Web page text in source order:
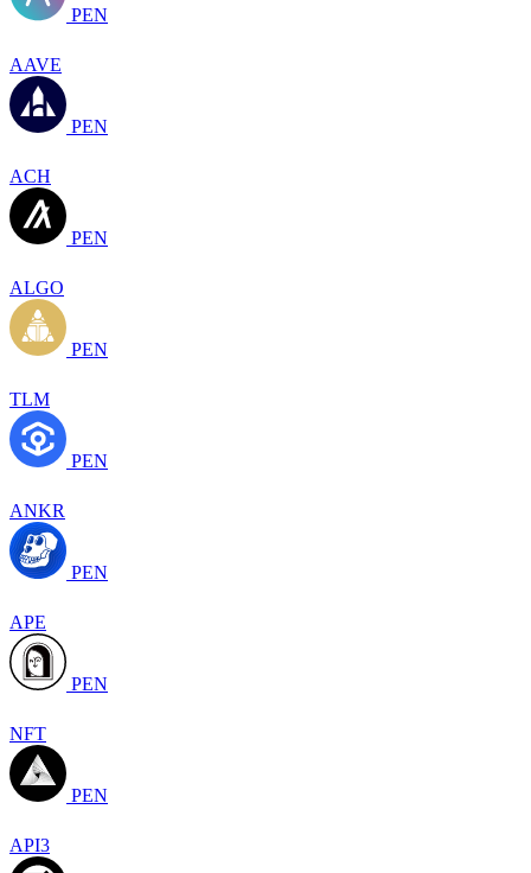
PEN
AAVE
PEN
ACH
PEN
ALGO
PEN
TLM
PEN
ANKR
PEN
APE
PEN
NFT
PEN
API3